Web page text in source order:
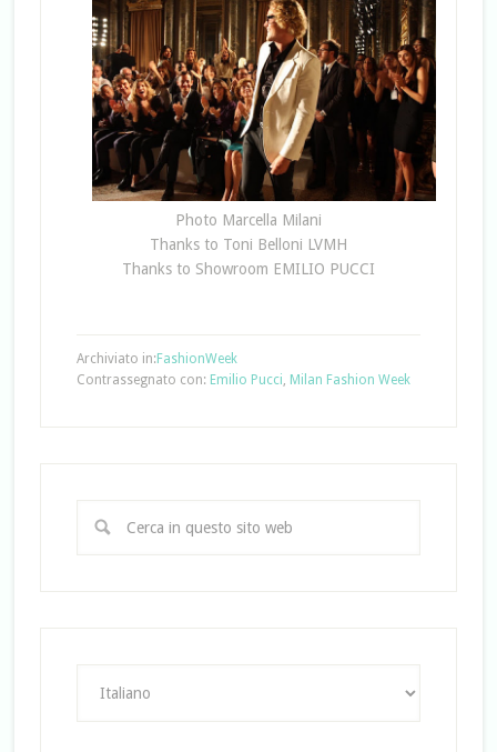
Photo Marcella Milani
Thanks to Toni Belloni LVMH
Thanks to Showroom EMILIO PUCCI
Archiviato in:FashionWeek
Contrassegnato con: Emilio Pucci, Milan Fashion Week